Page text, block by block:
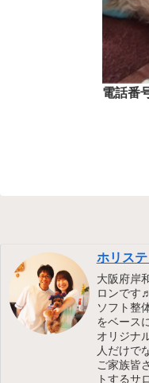
電話番
ホリス
大阪府岸
ロンです♬
ソフト整
をベース
オリジナ
人だけで
ご家族皆
トするサ